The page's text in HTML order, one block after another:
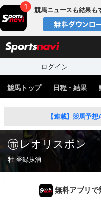
競馬ニュースも結果も
ログイン
競馬トップ 日程・結果
【連載】競馬予
レオリスボン
牡 登録抹消
無料アプリで